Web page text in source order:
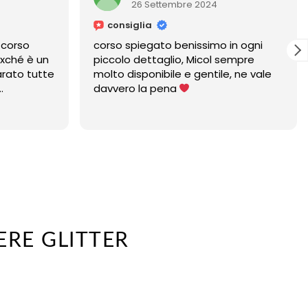
26 Settembre 2024
corso spiegato benissimo in ogni
piccolo dettaglio, Micol sempre
molto disponibile e gentile, ne vale
Micol è
GLITTER